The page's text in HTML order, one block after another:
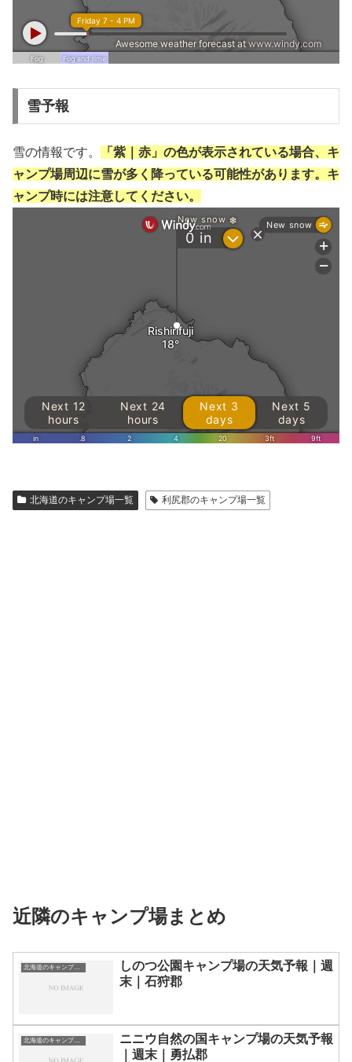
雪予報
雪の情報です。
「紫｜赤」の色が表示されている場合、キ
ャンプ場周辺に雪が多く降っている可能性があります。キ
ャンプ時には注意してください。
北海道のキャンプ場一覧 利尻郡のキャンプ場一覧
近隣のキャンプ場まとめ
北海道のキャンプ場一覧
しのつ公園キャンプ場の天気予報｜週
末｜石狩郡
北海道のキャンプ場一覧
ニニウ自然の国キャンプ場の天気予報
｜週末｜勇払郡